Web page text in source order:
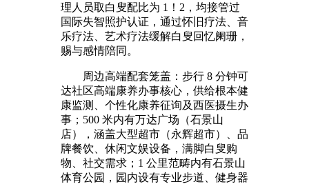
理人员取白叟配比为 1！2，均接管过
国际失智照护认证，通过怀旧疗法、音
乐疗法、艺术疗法缓解白叟回忆阑珊，
赐与感情陪同。
周边高端配套笼盖：步行 8 分钟可
达社区高端康养办事核心，供给根本健
康监测、个性化康养征询及西医摄生办
事；500 米内有万达广场（石景山
店），涵盖大型超市（永辉超市）、品
牌餐饮、休闲文娱设备，满脚白叟购
物、社交需求；1 公里范畴内有石景山
体育公园，园内设有专业步道、健身器